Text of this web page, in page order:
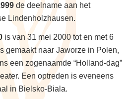
de deelname aan het
Lindenholzhausen.
is van 31 mei 2000 tot en met 6
gemaakt naar Jaworze in Polen,
een zogenaamde “Holland-dag”
Een optreden is eveneens
in Bielsko-Biala.